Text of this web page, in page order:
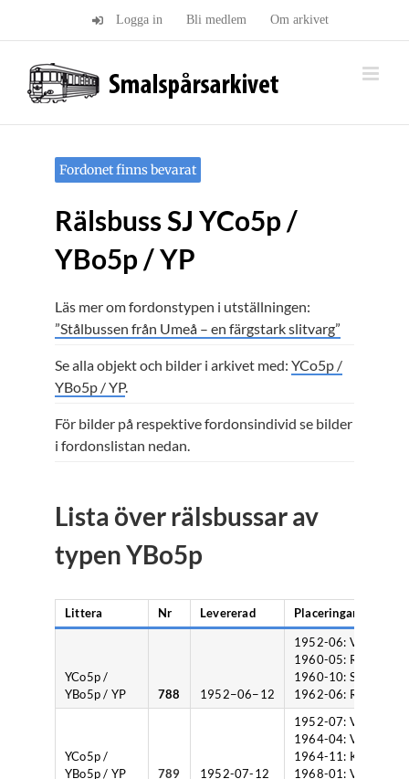
Logga in Bli medlem Om arkivet
Fordonet finns bevarat
Rälsbuss SJ YCo5p /
YBo5p / YP
Läs mer om fordonstypen i utställningen:
”Stålbussen från Umeå – en färgstark slitvarg”
Se alla objekt och bilder i arkivet med: YCo5p /
YBo5p / YP.
För bilder på respektive fordonsindivid se bilder
i fordonslistan nedan.
Lista över rälsbussar av
typen YBo5p
Littera Nr Levererad Placeringar vid SJ
YCo5p /
YBo5p / YP
788 1952−06−12
1952-06: Västervik,
1960-05: Rimbo,
1960-10: Skara,
1962-06: Rimbo.
YCo5p /
YBo5p / YP
789 1952-07-12
1952-07: Västervik,
1964-04: Växjö,
1964-11: Kalmar,
1968-01: Växjö.